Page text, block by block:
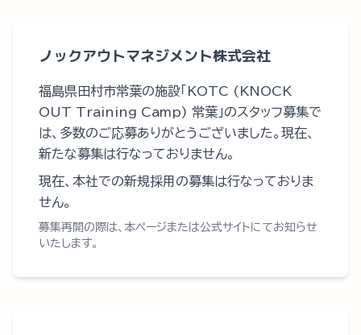
ノックアウトマネジメント株式会社
福島県田村市常葉の施設「KOTC (KNOCK
OUT Training Camp) 常葉」のスタッフ募集で
は、多数のご応募ありがとうございました。現在、
新たな募集は行なっておりません。
現在、本社での新規採用の募集は行なっておりま
せん。
募集再開の際は、本ページまたは公式サイトにてお知らせ
いたします。